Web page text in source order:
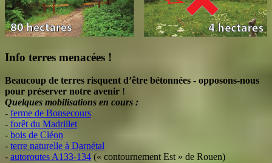
Info terres menacées !
Beaucoup de terres risquent d’être bétonnées - opposons-nous
pour préserver notre avenir !
Quelques mobilisations en cours :
- ferme de Bonsecours
- forêt du Madrillet
- bois de Cléon
- terre naturelle à Darnétal
- autoroutes A133-134 (« contournement Est » de Rouen)